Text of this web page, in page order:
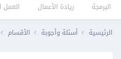
البرمجة ريادة الأعمال العمل
الرئيسية أسئلة وأجوبة الأقسام